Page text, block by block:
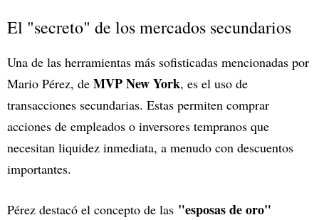
El "secreto" de los mercados secundarios
Una de las herramientas más sofisticadas mencionadas por
Mario Pérez, de MVP New York, es el uso de
transacciones secundarias. Estas permiten comprar
acciones de empleados o inversores tempranos que
necesitan liquidez inmediata, a menudo con descuentos
importantes.
Pérez destacó el concepto de las "esposas de oro"